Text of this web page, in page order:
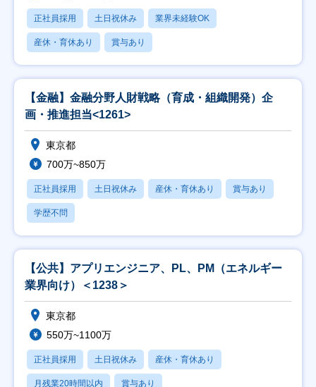
正社員採用 土日祝休み 業界未経験OK
産休・育休あり 賞与あり
【金融】金融分野人財戦略（育成・組織開発）企
画・推進担当<1261>
東京都
700万~850万
正社員採用 土日祝休み 産休・育休あり 賞与あり
学歴不問
【公共】アプリエンジニア、PL、PM（エネルギー
業界向け）＜1238＞
東京都
550万~1100万
正社員採用 土日祝休み 産休・育休あり
月残業20時間以内 賞与あり